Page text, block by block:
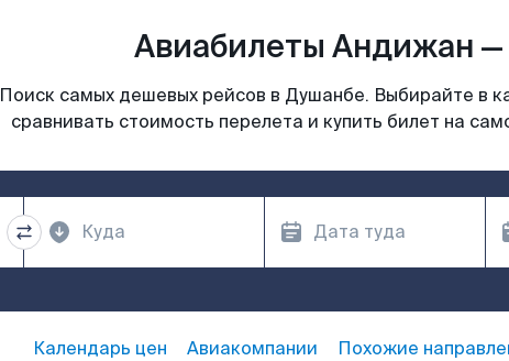
Авиабилеты Андижан —
Поиск самых дешевых рейсов в Душанбе. Выбирайте в
сравнивать стоимость перелета и купить билет на
Календарь цен Авиакомпании Похожие